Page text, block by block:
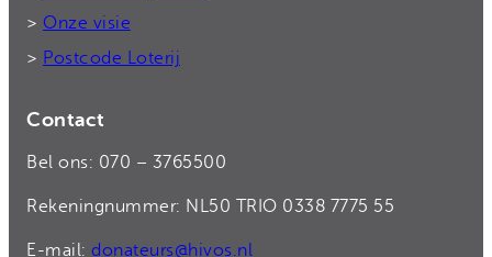
> Onze visie
> Postcode Loterij
Contact
Bel ons: 070 – 3765500
Rekeningnummer: NL50 TRIO 0338 7775 55
E-mail: donateurs@hivos.nl